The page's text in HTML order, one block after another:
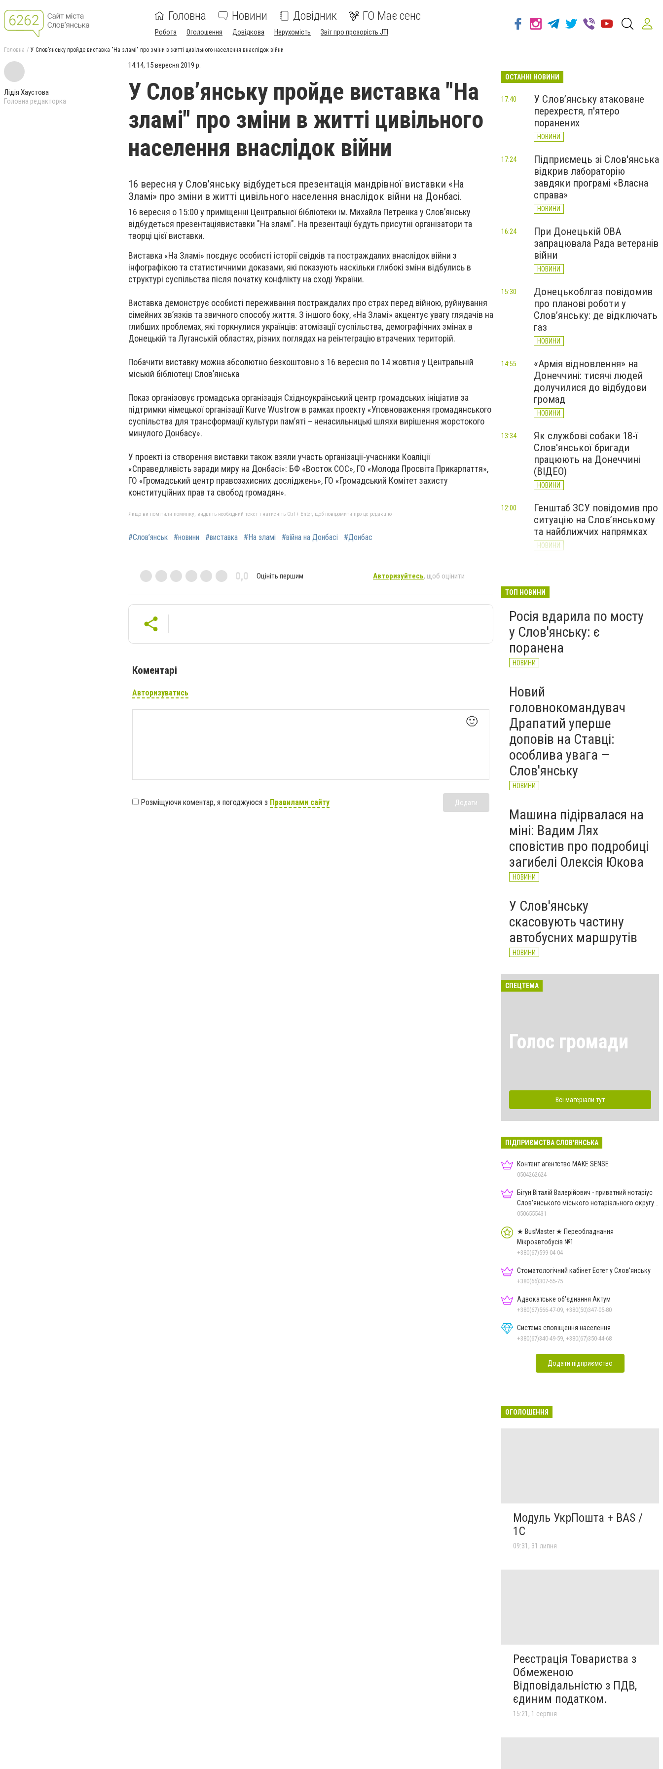
Головна Новини Довідник ГО Має сенс
Робота Оголошення Довідкова Нерухомість Звіт про прозорість JTI
Головна У Слов’янську пройде виставка "На зламі" про зміни в житті цивільного населення внаслідок війни
Лідія Хаустова
Головна редакторка
14:14, 15 вересня 2019 р.
У Слов’янську пройде виставка "На
зламі" про зміни в житті цивільного
населення внаслідок війни
16 вересня у Слов’янську відбудеться презентація мандрівної виставки «На
Зламі» про зміни в житті цивільного населення внаслідок війни на Донбасі.
16 вересня о 15:00 у приміщенні Центральної бібліотеки ім. Михайла Петренка у Слов’янську
відбудеться презентаціявиставки "На зламі". На презентації будуть присутні організатори та
творці цієї виставки.
Виставка «На Зламі» поєднує особисті історії свідків та постраждалих внаслідок війни з
інфографікою та статистичними доказами, які показують наскільки глибокі зміни відбулись в
структурі суспільства після початку конфлікту на сході України.
Виставка демонструє особисті переживання постраждалих про страх перед війною, руйнування
сімейних зв’язків та звичного способу життя. З іншого боку, «На Зламі» акцентує увагу глядачів на
глибших проблемах, які торкнулися українців: атомізації суспільства, демографічних змінах в
Донецькій та Луганській областях, різних поглядах на реінтеграцію втрачених територій.
Побачити виставку можна абсолютно безкоштовно з 16 вересня по 14 жовтня у Центральній
міській бібліотеці Слов’янська
Показ організовує громадська організація Східноукраїнський центр громадських ініціатив за
підтримки німецької організації Kurve Wustrow в рамках проекту «Уповноваження громадянського
суспільства для трансформації культури пам’яті – ненасильницькі шляхи вирішення жорстокого
минулого Донбасу».
У проекті із створення виставки також взяли участь організації-учасники Коаліції
«Справедливість заради миру на Донбасі»: БФ «Восток СОС», ГО «Молода Просвіта Прикарпаття»,
ГО «Громадський центр правозахисних досліджень», ГО «Громадський Комітет захисту
конституційних прав та свобод громадян».
Якщо ви помітили помилку, виділіть необхідний текст і натисніть Ctrl + Enter, щоб повідомити про це редакцію
#Слов’янськ #новини #виставка #На зламі #війна на Донбасі #Донбас
0,0 Оцініть першим Авторизуйтесь, щоб оцінити
Коментарі
Авторизуватись
🙂
Розміщуючи коментар, я погоджуюся з Правилами сайту Додати
ОСТАННІ НОВИНИ
У Слов’янську атаковане
перехрестя, п'ятеро
поранених
НОВИНИ
17:40
Підприємець зі Слов'янська
відкрив лабораторію
завдяки програмі «Власна
справа»
НОВИНИ
17:24
При Донецькій ОВА
запрацювала Рада ветеранів
війни
НОВИНИ
16:24
Донецькоблгаз повідомив
про планові роботи у
Слов’янську: де відключать
газ
НОВИНИ
15:30
«Армія відновлення» на
Донеччині: тисячі людей
долучилися до відбудови
громад
НОВИНИ
14:55
Як службові собаки 18-ї
Слов'янської бригади
працюють на Донеччині
(ВІДЕО)
НОВИНИ
13:34
Генштаб ЗСУ повідомив про
ситуацію на Слов’янському
та найближчих напрямках
НОВИНИ
12:00
великої війни: 7 серпня
ТОП НОВИНИ
Росія вдарила по мосту
у Слов'янську: є
поранена
НОВИНИ
Новий
головнокомандувач
Драпатий уперше
доповів на Ставці:
особлива увага —
Слов'янську
НОВИНИ
Машина підірвалася на
міні: Вадим Лях
сповістив про подробиці
загибелі Олексія Юкова
НОВИНИ
У Слов'янську
скасовують частину
автобусних маршрутів
НОВИНИ
СПЕЦТЕМА
Голос громади
Всі матеріали тут
ПІДПРИЄМСТВА СЛОВ'ЯНСЬКА
Контент агентство MAKE SENSE
0504262624
Бігун Віталій Валерійович - приватний нотаріус
Слов'янського міського нотаріального округу
Дон.обл.
0506555431
★ BusMaster ★ Переобладнання
Мікроавтобусів №1
+380(67)599-04-04
Стоматологічний кабінет Естет у Слов'янську
+380(66)307-55-75
Адвокатське об'єднання Актум
+380(67)566-47-09, +380(50)347-05-80
Система сповіщення населення
+380(67)340-49-59, +380(67)350-44-68
Додати підприємство
ОГОЛОШЕННЯ
Модуль УкрПошта + BAS /
1C
09:31, 31 липня
Реєстрація Товариства з
Обмеженою
Відповідальністю з ПДВ,
єдиним податком.
15:21, 1 серпня